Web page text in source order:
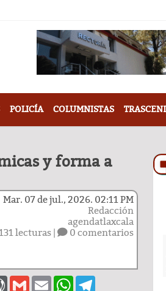
POLICÍA COLUMNISTAS
y forma a
Mar. 07 de jul., 2026. 02:11 PM
Redacción
agendatlaxcala
lecturas | 0 comentarios
WordPress
GmailEmailWhatsApp